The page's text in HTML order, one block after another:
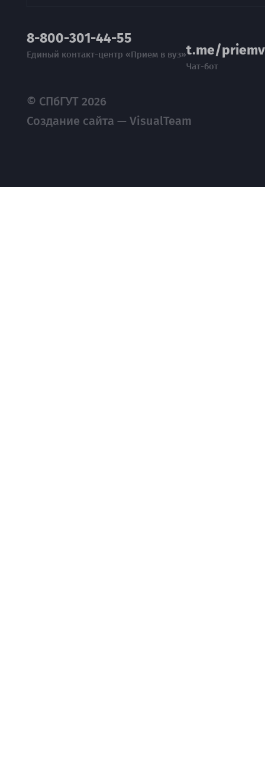
8-800-301-44-55
Единый контакт-центр «Прием в вуз»t.me/
Чат-бот
© СПбГУТ 2026
Создание сайта — VisualTeam